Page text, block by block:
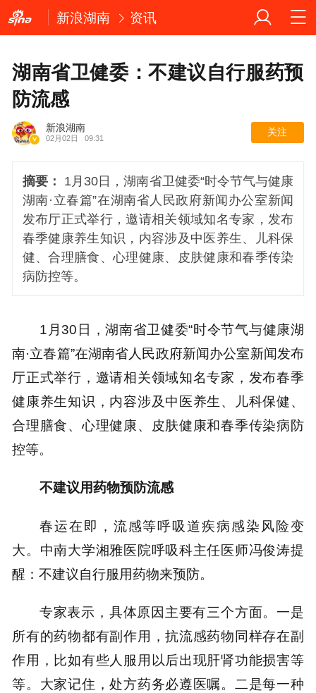
新浪湖南 资讯
湖南省卫健委：不建议自行服药预
防流感
新浪湖南
02月02日 09:31
关注
摘要：
1月30日，湖南省卫健委“时令节气与健康
湖南·立春篇”在湖南省人民政府新闻办公室新闻
发布厅正式举行，邀请相关领域知名专家，发布
春季健康养生知识，内容涉及中医养生、儿科保
健、合理膳食、心理健康、皮肤健康和春季传染
病防控等。
1月30日，湖南省卫健委“时令节气与健康湖
南·立春篇”在湖南省人民政府新闻办公室新闻发布
厅正式举行，邀请相关领域知名专家，发布春季
健康养生知识，内容涉及中医养生、儿科保健、
合理膳食、心理健康、皮肤健康和春季传染病防
控等。
不建议用药物预防流感
春运在即，流感等呼吸道疾病感染风险变
大。中南大学湘雅医院呼吸科主任医师冯俊涛提
醒：不建议自行服用药物来预防。
专家表示，具体原因主要有三个方面。一是
所有的药物都有副作用，抗流感药物同样存在副
作用，比如有些人服用以后出现肝肾功能损害等
等。大家记住，处方药务必遵医嘱。二是每一种